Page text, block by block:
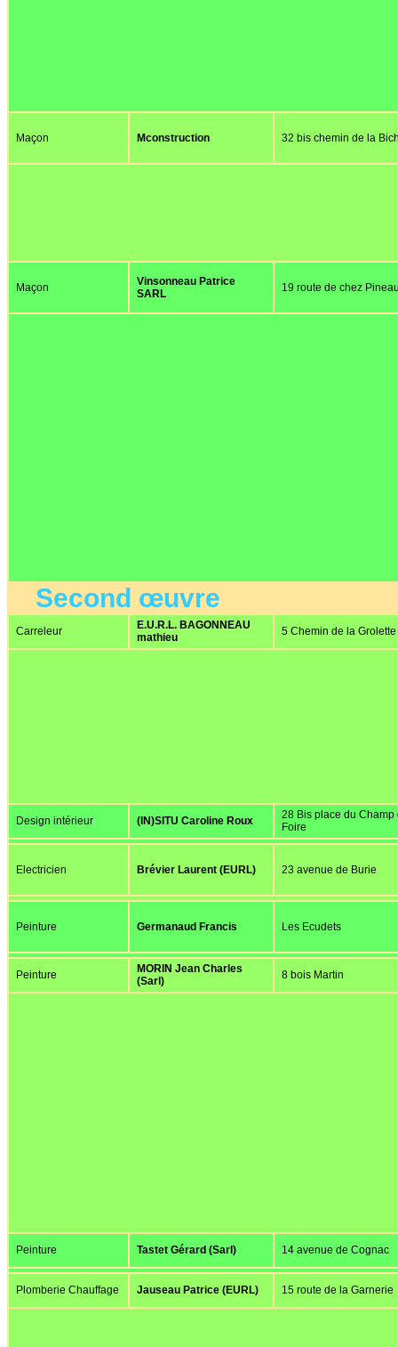
Maçon Mconstruction 32 bis chemin de la
Maçon
Vinsonneau Patrice
SARL
19 route de chez
Second œuvre
Carreleur
E.U.R.L. BAGONNEAU
mathieu
5 Chemin de la Grolette
Design intérieur (IN)SITU Caroline Roux
28 Bis place du Champ
Foire
Electricien Brévier Laurent (EURL) 23 avenue de Burie
Peinture Germanaud Francis Les Ecudets
Peinture
MORIN Jean Charles
(Sarl)
8 bois Martin
Peinture Tastet Gérard (Sarl) 14 avenue de Cognac
Plomberie Chauffage Jauseau Patrice (EURL) 15 route de la Garnerie